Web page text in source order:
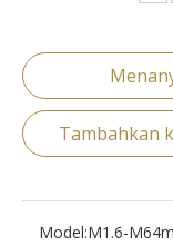
Tambahkan
Model:M1.6-